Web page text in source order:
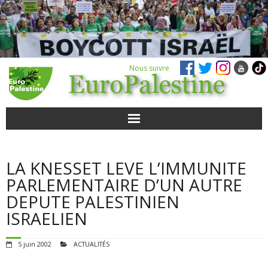
Nous suivre
POUR AGIR
AGENDA
LA KNESSET LEVE L’IMMUNITE
PARLEMENTAIRE D’UN AUTRE
DEPUTE PALESTINIEN
ISRAELIEN
5 juin 2002 ACTUALITÉS